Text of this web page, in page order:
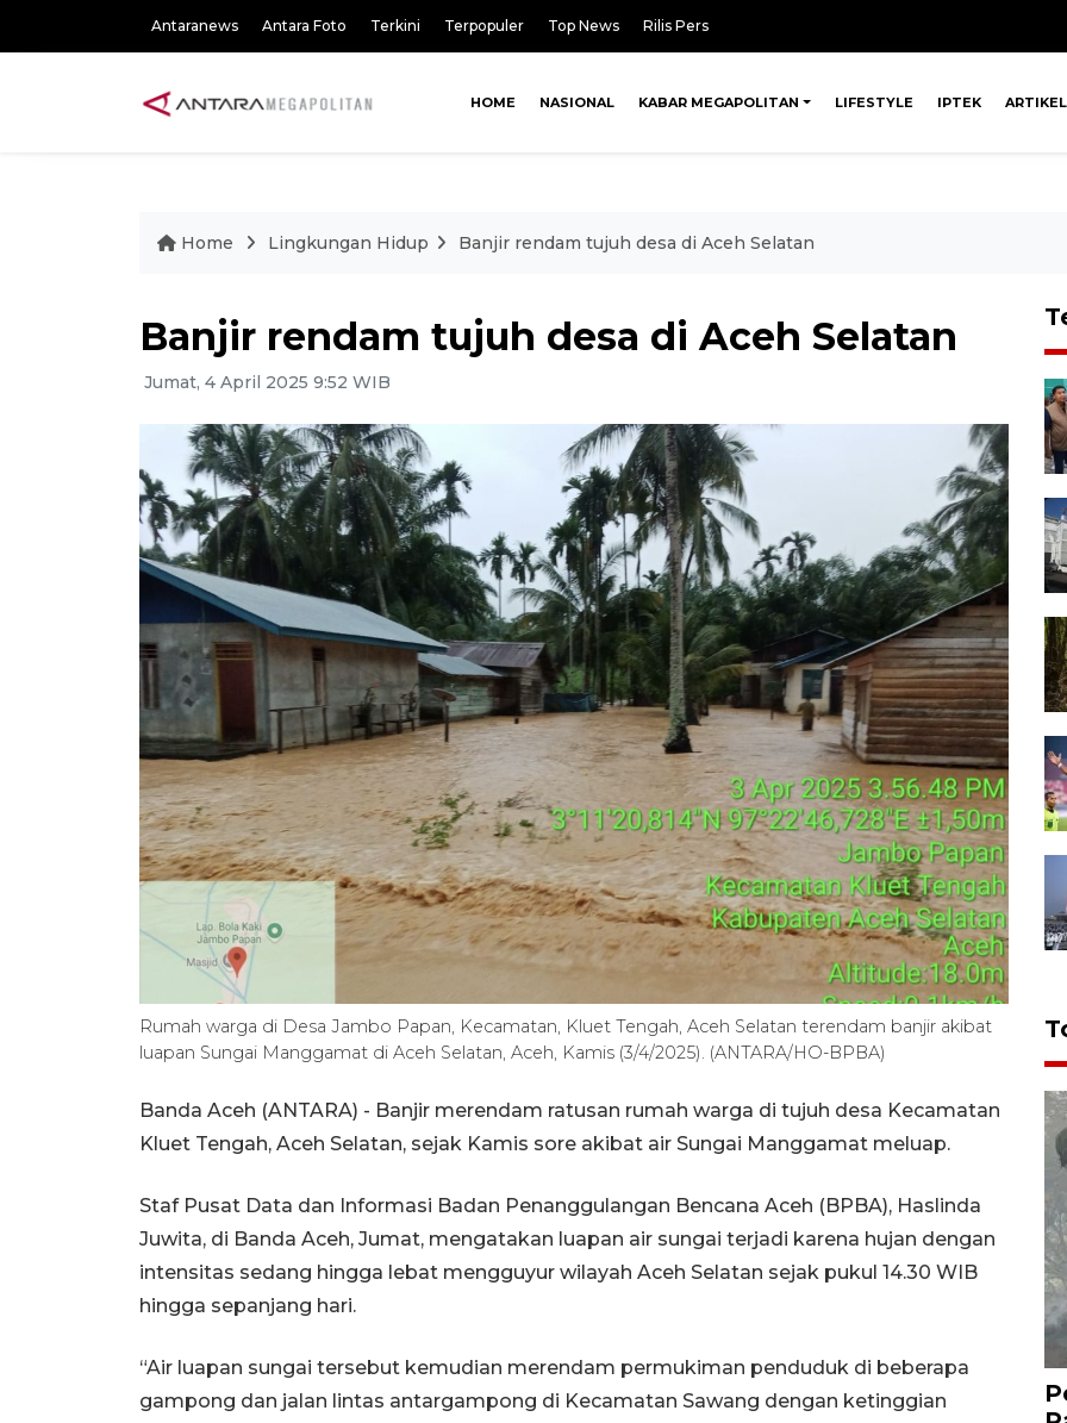
Antaranews Antara Foto Terkini Terpopuler Top News Rilis Pers
HOME NASIONAL KABAR MEGAPOLITAN LIFESTYLE IPTEK ARTIKEL
Home Lingkungan Hidup Banjir rendam tujuh desa di Aceh Selatan
Banjir rendam tujuh desa di Aceh Selatan
Jumat, 4 April 2025 9:52 WIB
Rumah warga di Desa Jambo Papan, Kecamatan, Kluet Tengah, Aceh Selatan terendam banjir akibat
luapan Sungai Manggamat di Aceh Selatan, Aceh, Kamis (3/4/2025). (ANTARA/HO-BPBA)
Banda Aceh (ANTARA) - Banjir merendam ratusan rumah warga di tujuh desa Kecamatan
Kluet Tengah, Aceh Selatan, sejak Kamis sore akibat air Sungai Manggamat meluap.
Staf Pusat Data dan Informasi Badan Penanggulangan Bencana Aceh (BPBA), Haslinda
Juwita, di Banda Aceh, Jumat, mengatakan luapan air sungai terjadi karena hujan dengan
intensitas sedang hingga lebat mengguyur wilayah Aceh Selatan sejak pukul 14.30 WIB
hingga sepanjang hari.
“Air luapan sungai tersebut kemudian merendam permukiman penduduk di beberapa
gampong dan jalan lintas antargampong di Kecamatan Sawang dengan ketinggian